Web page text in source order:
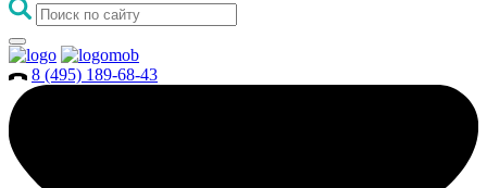
8 (495) 189-68-43